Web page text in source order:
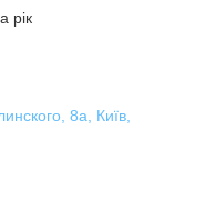
рік
8а, Київ,